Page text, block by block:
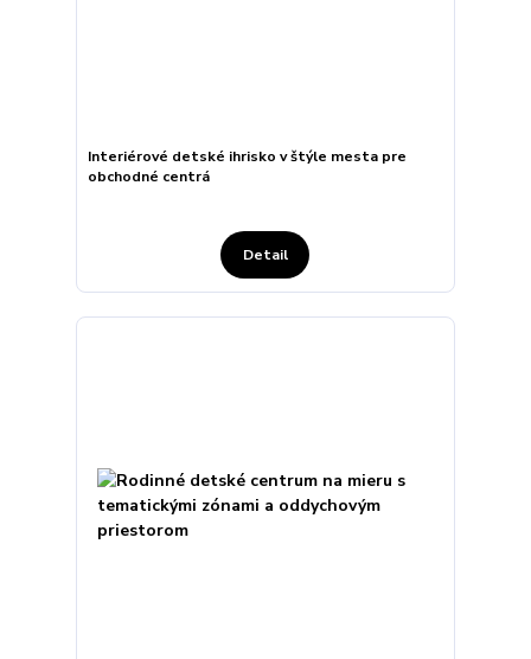
Interiérové detské ihrisko v štýle mesta pre
obchodné centrá
Detail